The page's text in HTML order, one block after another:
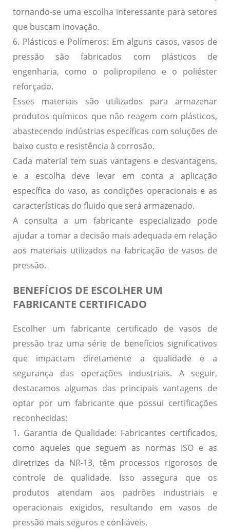
tornando-se uma escolha interessante para setores
que buscam inovação.
6. Plásticos e Polímeros: Em alguns casos, vasos de
pressão são fabricados com plásticos de
engenharia, como o polipropileno e o poliéster
reforçado.
Esses materiais são utilizados para armazenar
produtos químicos que não reagem com plásticos,
abastecendo indústrias específicas com soluções de
baixo custo e resistência à corrosão.
Cada material tem suas vantagens e desvantagens,
e a escolha deve levar em conta a aplicação
específica do vaso, as condições operacionais e as
características do fluido que será armazenado.
A consulta a um fabricante especializado pode
ajudar a tomar a decisão mais adequada em relação
aos materiais utilizados na fabricação de vasos de
pressão.
BENEFÍCIOS DE ESCOLHER UM
FABRICANTE CERTIFICADO
Escolher um fabricante certificado de vasos de
pressão traz uma série de benefícios significativos
que impactam diretamente a qualidade e a
segurança das operações industriais. A seguir,
destacamos algumas das principais vantagens de
optar por um fabricante que possui certificações
reconhecidas:
1. Garantia de Qualidade: Fabricantes certificados,
como aqueles que seguem as normas ISO e as
diretrizes da NR-13, têm processos rigorosos de
controle de qualidade. Isso assegura que os
produtos atendam aos padrões industriais e
operacionais exigidos, resultando em vasos de
pressão mais seguros e confiáveis.